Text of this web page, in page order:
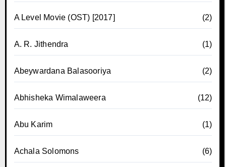
A Level Movie (OST) [2017] (2)
A. R. Jithendra (1)
Abeywardana Balasooriya (2)
Abhisheka Wimalaweera (12)
Abu Karim (1)
Achala Solomons (6)